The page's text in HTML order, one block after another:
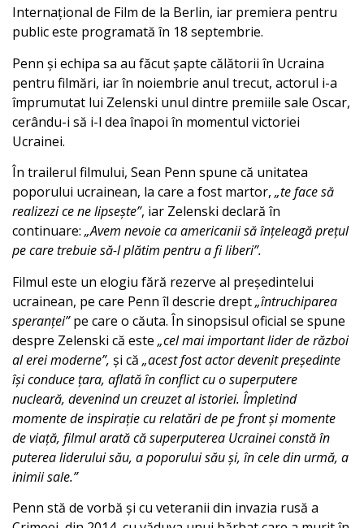
Internațional de Film de la Berlin, iar premiera pentru
public este programată în 18 septembrie.
Penn și echipa sa au făcut șapte călătorii în Ucraina
pentru filmări, iar în noiembrie anul trecut, actorul i-a
împrumutat lui Zelenski unul dintre premiile sale Oscar,
cerându-i să i-l dea înapoi în momentul victoriei
Ucrainei.
În trailerul filmului, Sean Penn spune că unitatea
poporului ucrainean, la care a fost martor, „te face să
realizezi ce ne lipsește”, iar Zelenski declară în
continuare: „Avem nevoie ca americanii să înțeleagă prețul
pe care trebuie să-l plătim pentru a fi liberi”.
Filmul este un elogiu fără rezerve al președintelui
ucrainean, pe care Penn îl descrie drept„întruchiparea
speranței”pe care o căuta. În sinopsisul oficial se spune
despre Zelenski că este „cel mai important lider de război
al erei moderne”, și că „acest fost actor devenit președinte
își conduce țara, aflată în conflict cu o superputere
nucleară, devenind un creuzet al istoriei. Împletind
momente de inspirație cu relatări de pe front și momente
de viață, filmul arată că superputerea Ucrainei constă în
puterea liderului său, a poporului său și, în cele din urmă, a
inimii sale.”
Penn stă de vorbă și cu veteranii din invazia rusă a